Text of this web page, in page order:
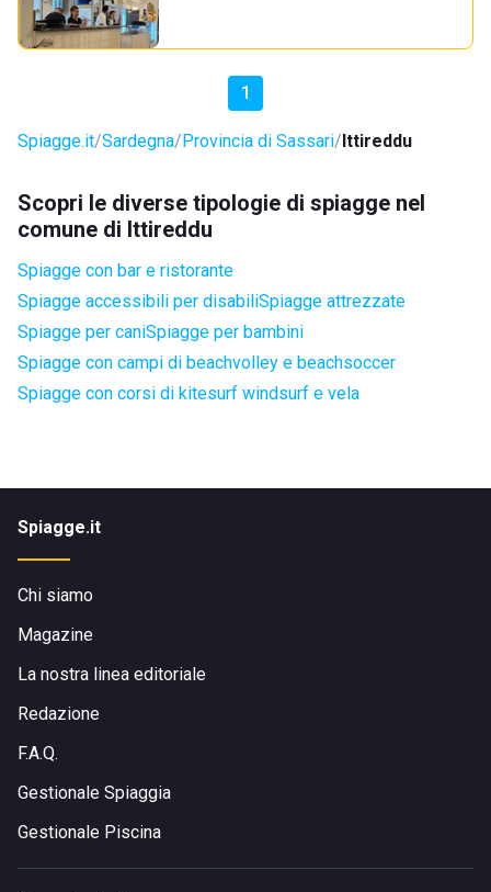
1
Spiagge.it Sardegna Provincia di Sassari Ittireddu
Scopri le diverse tipologie di spiagge nel
comune di Ittireddu
Spiagge con bar e ristorante
Spiagge accessibili per disabiliSpiagge attrezzate
Spiagge per caniSpiagge per bambini
Spiagge con campi di beachvolley e beachsoccer
Spiagge con corsi di kitesurf windsurf e vela
Spiagge.it
Chi siamo
Magazine
La nostra linea editoriale
Redazione
F.A.Q.
Gestionale Spiaggia
Gestionale Piscina